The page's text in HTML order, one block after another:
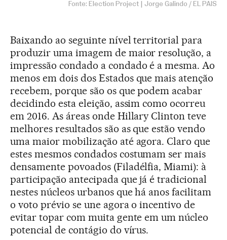
Baixando ao seguinte nível territorial para
produzir uma imagem de maior resolução, a
impressão condado a condado é a mesma. Ao
menos em dois dos Estados que mais atenção
recebem, porque são os que podem acabar
decidindo esta eleição, assim como ocorreu
em 2016. As áreas onde Hillary Clinton teve
melhores resultados são as que estão vendo
uma maior mobilização até agora. Claro que
estes mesmos condados costumam ser mais
densamente povoados (Filadélfia, Miami): à
participação antecipada que já é tradicional
nestes núcleos urbanos que há anos facilitam
o voto prévio se une agora o incentivo de
evitar topar com muita gente em um núcleo
potencial de contágio do vírus.